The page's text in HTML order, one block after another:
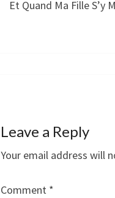
Et Quand Ma Fille S’y
Leave a Reply
Your email address will
Comment *